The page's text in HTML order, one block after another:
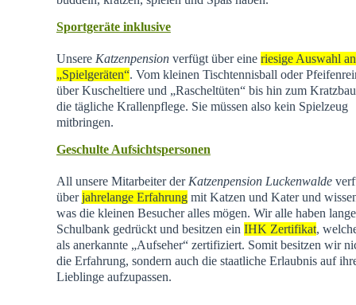
Sportgeräte inklusive
Unsere Katzenpensionverfügt über eine riesige Auswahl an
„Spielgeräten“. Vom kleinen Tischtennisball oder
über Kuscheltiere und „Rascheltüten“ bis hin zum
die tägliche Krallenpflege. Sie müssen also kein Spielzeug
mitbringen.
Geschulte Aufsichtspersonen
All unsere Mitarbeiter der Katzenpension Luckenwalde
überjahrelange Erfahrungmit Katzen und Kater und
was die kleinen Besucher alles mögen. Wir alle haben
Schulbank gedrückt und besitzen ein IHK Zertifikat,
als anerkannte „Aufseher“ zertifiziert. Somit besitzen wir
die Erfahrung, sondern auch die staatliche Erlaubnis auf
Lieblinge aufzupassen.